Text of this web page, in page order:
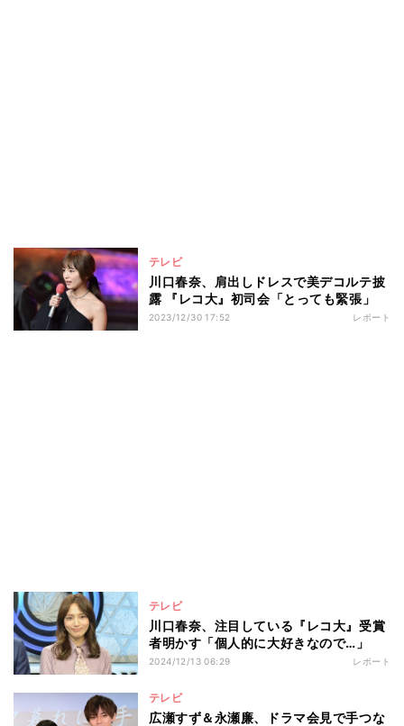
テレビ
川口春奈、肩出しドレスで美デコルテ披
露 『レコ大』初司会「とっても緊張」
2023/12/30 17:52 レポート
テレビ
川口春奈、注目している『レコ大』受賞
者明かす「個人的に大好きなので…」
2024/12/13 06:29 レポート
テレビ
広瀬すず＆永瀬廉、ドラマ会見で手つな